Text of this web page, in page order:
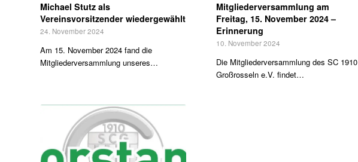
Michael Stutz als
Vereinsvorsitzender wiedergewählt
24. November 2024
Am 15. November 2024 fand die
Mitgliederversammlung unseres…
Mitgliederversammlung am
Freitag, 15. November 2024 –
Erinnerung
10. November 2024
Die Mitgliederversammlung des SC 1910
Großrosseln e.V. findet…